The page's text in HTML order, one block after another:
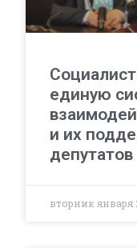
единую
и их
вторник января